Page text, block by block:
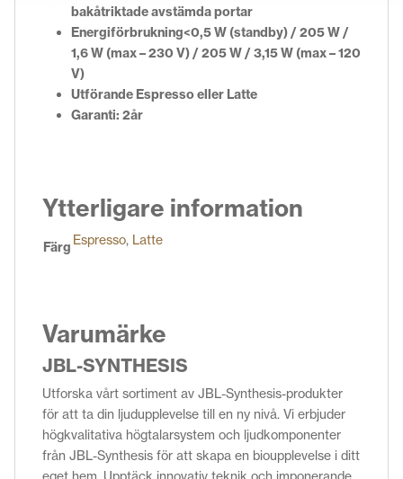
bakåtriktade avstämda portar
Energiförbrukning<0,5 W (standby) / 205 W /
1,6 W (max – 230 V) / 205 W / 3,15 W (max – 120
V)
Utförande Espresso eller Latte
Garanti: 2år
Ytterligare information
Färg Espresso, Latte
Varumärke
JBL-SYNTHESIS
Utforska vårt sortiment av JBL-Synthesis-produkter
för att ta din ljudupplevelse till en ny nivå. Vi erbjuder
högkvalitativa högtalarsystem och ljudkomponenter
från JBL-Synthesis för att skapa en bioupplevelse i ditt